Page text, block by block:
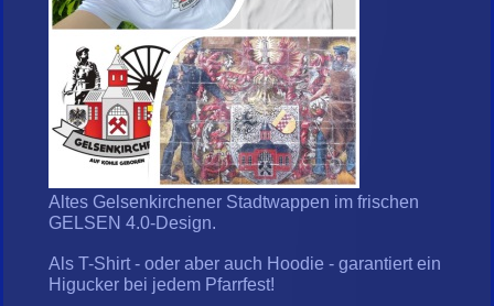
Altes Gelsenkirchener Stadtwappen im frischen
GELSEN 4.0-Design.
Als T-Shirt - oder aber auch Hoodie - garantiert ein
Higucker bei jedem Pfarrfest!